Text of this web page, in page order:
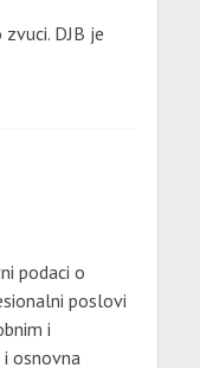
DJB je
podaci o
poslovi
i
osnovna